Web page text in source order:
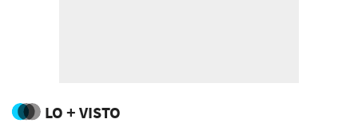
LO + VISTO